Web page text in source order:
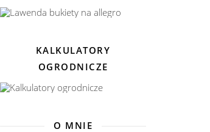
KALKULATORY
OGRODNICZE
O MNIE